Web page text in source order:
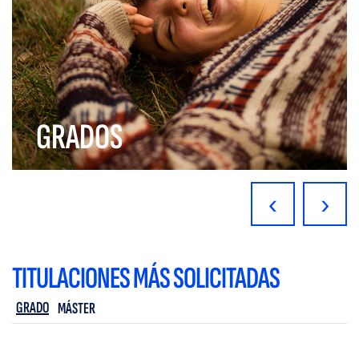
GRADOS
‹ ›
TITULACIONES MÁS SOLICITADAS
GRADO MÁSTER